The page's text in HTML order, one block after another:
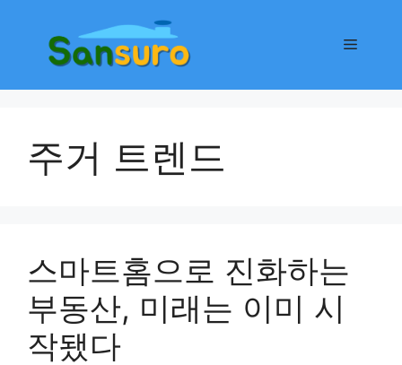
메
주거 트렌드
스마트홈으로 진화하는
부동산, 미래는 이미 시
작됐다